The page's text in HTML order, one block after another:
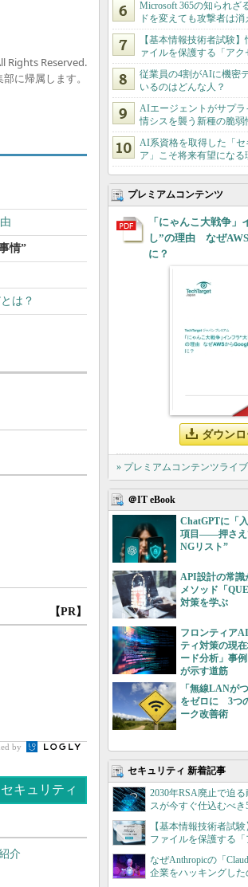
Rights Reserved.
に帰属します。
情”
は？
【PR】
by
セキュリティ
介
Microsoft 365の知られ
ドを変えても攻撃者は消
【基本情報技術者試験
ァイルを保護する「ア
従業員の4割がAIに機密
いるのはどんな人？
AIエージェントがサプ
情シスを襲う新種の脆弱
AI系資格を取得した「
ア」こそ将来有望になる
プレミアムコンテンツ
「にゃんこ大戦争」
し”の理由 なぜ
に？
ダウン
» プレミアムコンテンツライ
＠IT eBook
ChatGPTに「
項目――押さえ
NGリスト”
API設計の常
メソッド「
対策を学ぶ
フロンティア
ティ対策の現
ード分析」事
が示す道筋
「無線LANが
をゼロに 3つ
ーク改善術
セキュリティ 新着記事
2030年RSA廃止で迫
スが今すぐ仕込むべ
【基本情報技術者試
ファイルを保護する
なぜAnthropicの「
企業をハッキングした